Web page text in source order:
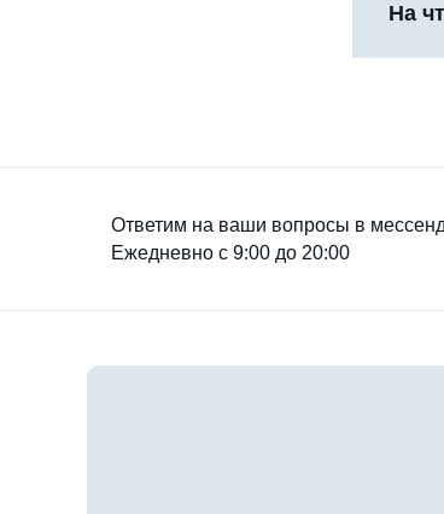
На
Ответим на ваши вопросы в
Ежедневно с 9:00 до 20:00